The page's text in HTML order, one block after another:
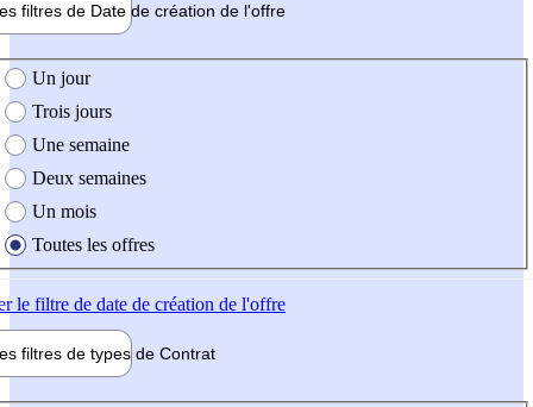
filtres de Date de création de l'offre
création de l'offre
Un jour
Trois jours
Une semaine
Deux semaines
Un mois
Toutes les offres
le filtre de date de création de l'offre
filtres de types de Contrat